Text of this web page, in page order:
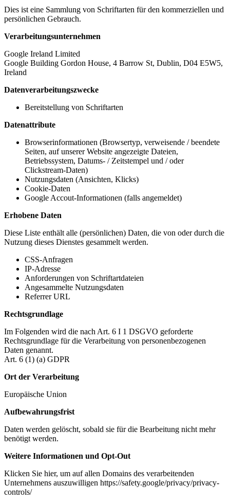
Dies ist eine Sammlung von Schriftarten für den kommerziellen und
persönlichen Gebrauch.
Verarbeitungsunternehmen
Google Ireland Limited
Google Building Gordon House, 4 Barrow St, Dublin, D04 E5W5,
Ireland
Datenverarbeitungszwecke
Bereitstellung von Schriftarten
Datenattribute
Browserinformationen (Browsertyp, verweisende / beendete
Seiten, auf unserer Website angezeigte Dateien,
Betriebssystem, Datums- / Zeitstempel und / oder
Clickstream-Daten)
Nutzungsdaten (Ansichten, Klicks)
Cookie-Daten
Google Accout-Informationen (falls angemeldet)
Erhobene Daten
Diese Liste enthält alle (persönlichen) Daten, die von oder durch die
Nutzung dieses Dienstes gesammelt werden.
CSS-Anfragen
IP-Adresse
Anforderungen von Schriftartdateien
Angesammelte Nutzungsdaten
Referrer URL
Rechtsgrundlage
Im Folgenden wird die nach Art. 6 I 1 DSGVO geforderte
Rechtsgrundlage für die Verarbeitung von personenbezogenen
Daten genannt.
Art. 6 (1) (a) GDPR
Ort der Verarbeitung
Europäische Union
Aufbewahrungsfrist
Daten werden gelöscht, sobald sie für die Bearbeitung nicht mehr
benötigt werden.
Weitere Informationen und Opt-Out
Klicken Sie hier, um auf allen Domains des verarbeitenden
Unternehmens auszuwilligen https://safety.google/privacy/privacy-
controls/